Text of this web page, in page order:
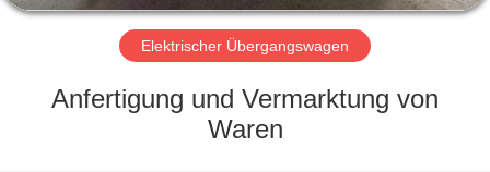
FABRIK-
AUSFLUG
QUALITÄTSKONTROLLE
Elektrischer Übergangswagen
Anfertigung und Vermarktung von
Waren